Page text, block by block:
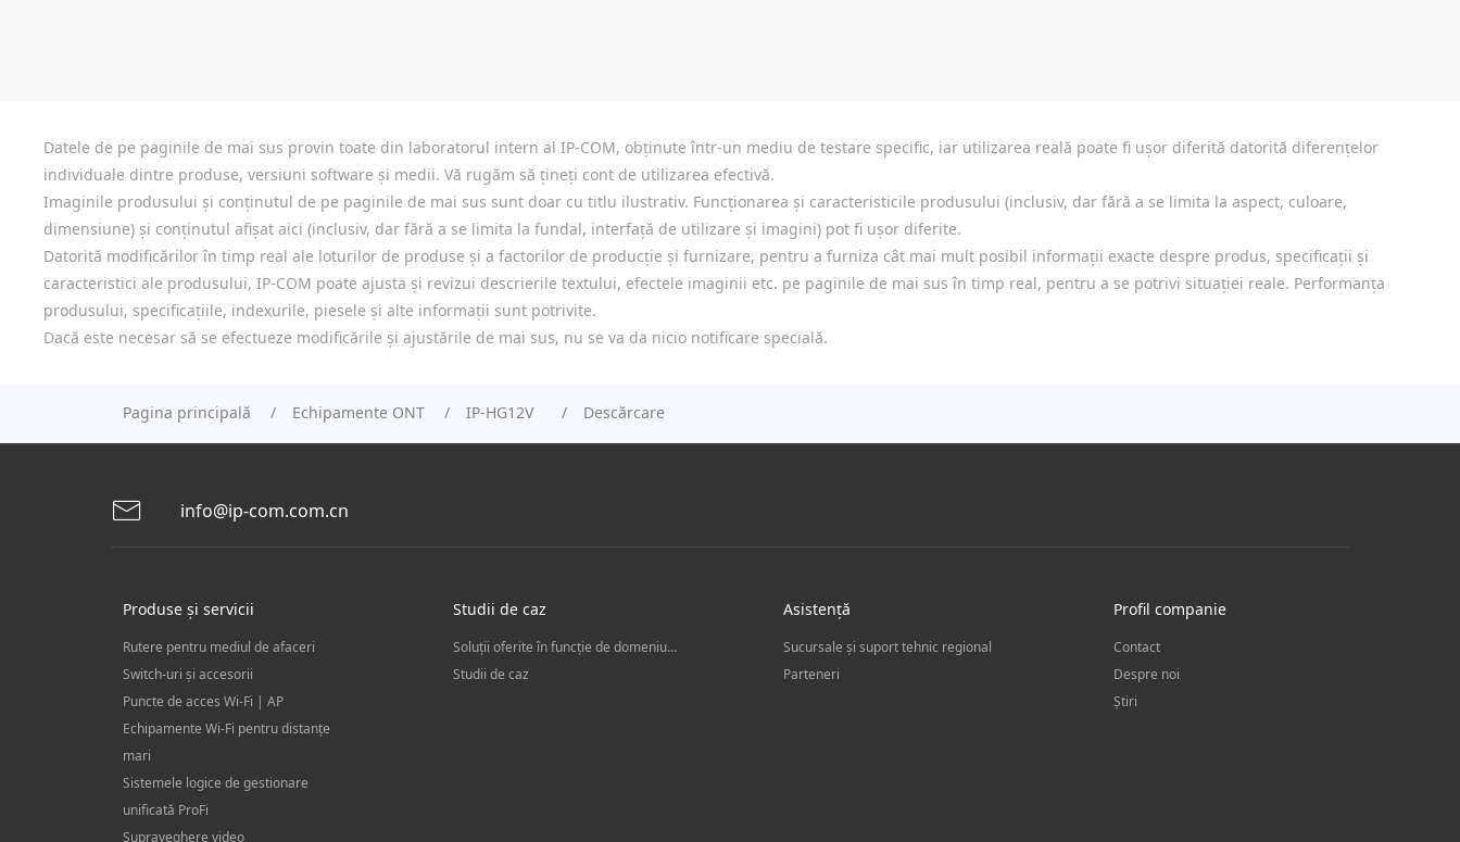
Datele de pe paginile de mai sus provin toate din laboratorul intern al IP-COM, obținute într-un mediu de testare specific, iar utilizarea reală poate fi ușor diferită datorită diferențelor
individuale dintre produse, versiuni software și medii. Vă rugăm să țineți cont de utilizarea efectivă.
Imaginile produsului și conținutul de pe paginile de mai sus sunt doar cu titlu ilustrativ. Funcționarea și caracteristicile produsului (inclusiv, dar fără a se limita la aspect, culoare,
dimensiune) și conținutul afișat aici (inclusiv, dar fără a se limita la fundal, interfață de utilizare și imagini) pot fi ușor diferite.
Datorită modificărilor în timp real ale loturilor de produse și a factorilor de producție și furnizare, pentru a furniza cât mai mult posibil informații exacte despre produs, specificații și
caracteristici ale produsului, IP-COM poate ajusta și revizui descrierile textului, efectele imaginii etc. pe paginile de mai sus în timp real, pentru a se potrivi situației reale. Performanța
produsului, specificațiile, indexurile, piesele și alte informații sunt potrivite.
Dacă este necesar să se efectueze modificările și ajustările de mai sus, nu se va da nicio notificare specială.
Pagina principală Echipamente ONT IP-HG12V Descărcare
info@ip-com.com.cn
Produse și servicii
Rutere pentru mediul de afaceri
Switch-uri și accesorii
Puncte de acces Wi-Fi | AP
Echipamente Wi-Fi pentru distanțe
mari
Sistemele logice de gestionare
unificată ProFi
Supraveghere video
Studii de caz
Soluții oferite în funcție de domeniul de activitate
Studii de caz
Asistență
Sucursale și suport tehnic regional
Parteneri
Profil companie
Contact
Despre noi
Știri